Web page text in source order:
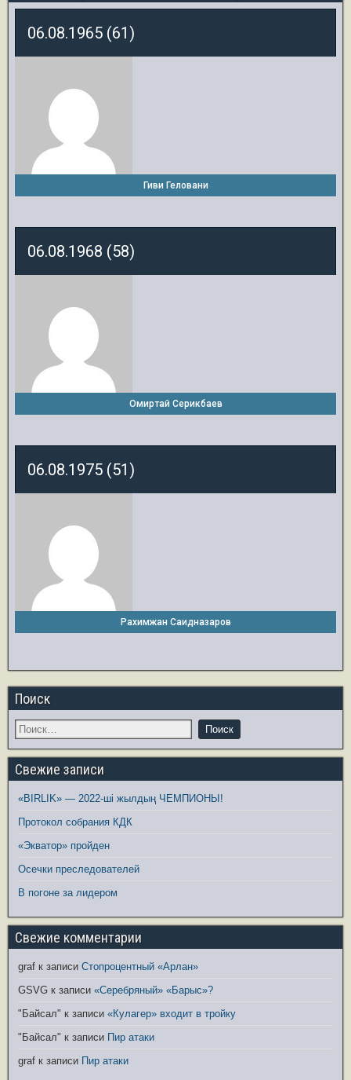
06.08.1965 (61)
Гиви Геловани
06.08.1968 (58)
Омиртай Серикбаев
06.08.1975 (51)
Рахимжан Саидназаров
Поиск
Свежие записи
«BIRLIK» — 2022-ші жылдың ЧЕМПИОНЫ!
Протокол собрания КДК
«Экватор» пройден
Осечки преследователей
В погоне за лидером
Свежие комментарии
graf к записи Стопроцентный «Арлан»
GSVG к записи «Серебряный» «Барыс»?
"Байсал" к записи «Кулагер» входит в тройку
"Байсал" к записи Пир атаки
graf к записи Пир атаки